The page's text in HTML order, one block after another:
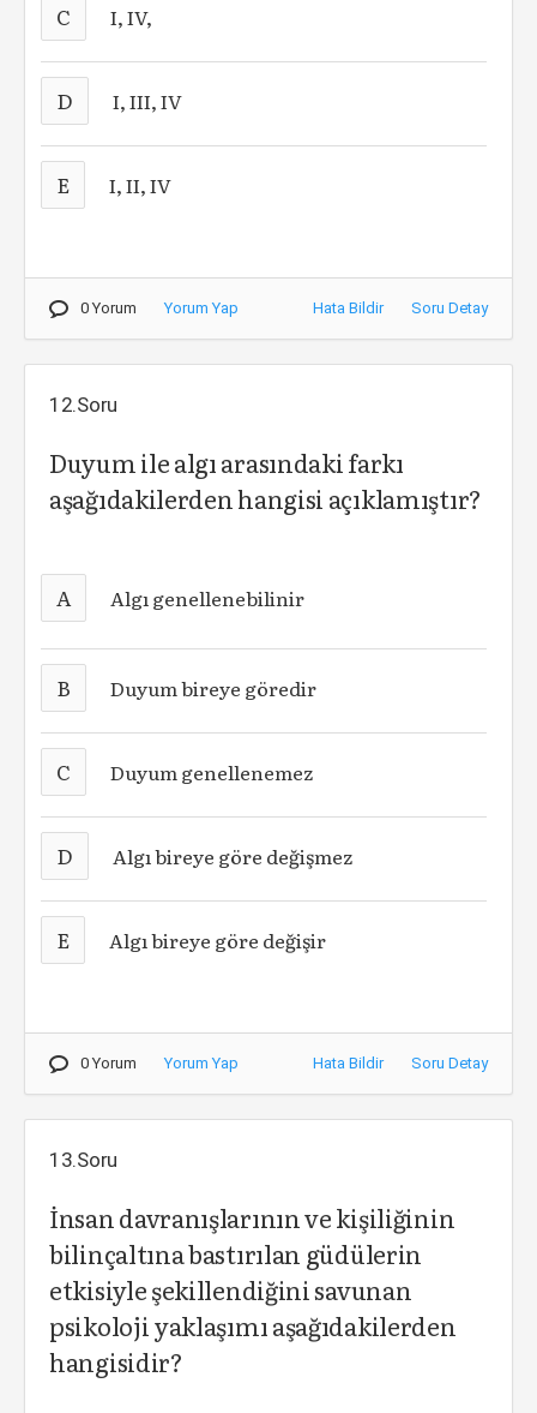
C I, IV,
D I, III, IV
E I, II, IV
0 Yorum Yorum Yap Hata Bildir Soru Detay
12.Soru
Duyum ile algı arasındaki farkı
aşağıdakilerden hangisi açıklamıştır?
A Algı genellenebilinir
B Duyum bireye göredir
C Duyum genellenemez
D Algı bireye göre değişmez
E Algı bireye göre değişir
0 Yorum Yorum Yap Hata Bildir Soru Detay
13.Soru
İnsan davranışlarının ve kişiliğinin
bilinçaltına bastırılan güdülerin
etkisiyle şekillendiğini savunan
psikoloji yaklaşımı aşağıdakilerden
hangisidir?